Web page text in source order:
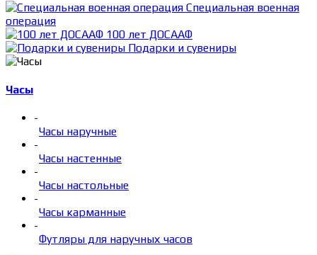
Специальная военная
операция
100 лет ДОСААФ
Подарки и сувениры
Часы
-
Часы наручные
-
Часы настенные
-
Часы настольные
-
Часы карманные
-
Футляры для наручных часов